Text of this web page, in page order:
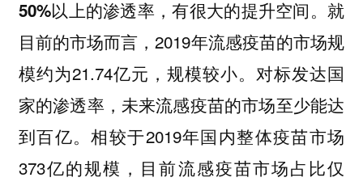
50%以上的渗透率，有很大的提升空间。就
目前的市场而言，2019年流感疫苗的市场规
模约为21.74亿元，规模较小。对标发达国
家的渗透率，未来流感疫苗的市场至少能达
到百亿。相较于2019年国内整体疫苗市场
373亿的规模，目前流感疫苗市场占比仅